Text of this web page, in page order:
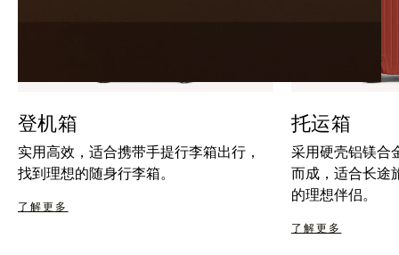
登机箱
实用高效，适合携带手提行李箱出行，
找到理想的随身行李箱。
了解更多
托运箱
采用硬壳铝镁合
而成，适合长途
的理想伴侣。
了解更多